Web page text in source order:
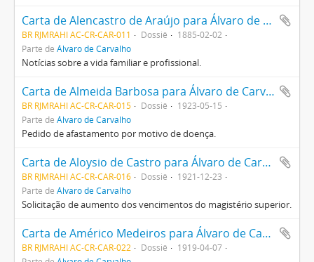
Carta de Alencastro de Araújo para Álvaro de Carvalho
BR RJMRAHI AC-CR-CAR-011 Dossiê
1885-02-02
Parte de Álvaro de Carvalho
Notícias sobre a vida familiar e profissional.
Carta de Almeida Barbosa para Álvaro de Carvalho
BR RJMRAHI AC-CR-CAR-015 Dossiê
1923-05-15
Parte de Álvaro de Carvalho
Pedido de afastamento por motivo de doença.
Carta de Aloysio de Castro para Álvaro de Carvalho
BR RJMRAHI AC-CR-CAR-016 Dossiê
1921-12-23
Parte de Álvaro de Carvalho
Solicitação de aumento dos vencimentos do magistério superior.
Carta de Américo Medeiros para Álvaro de Carvalho
BR RJMRAHI AC-CR-CAR-022 Dossiê
1919-04-07